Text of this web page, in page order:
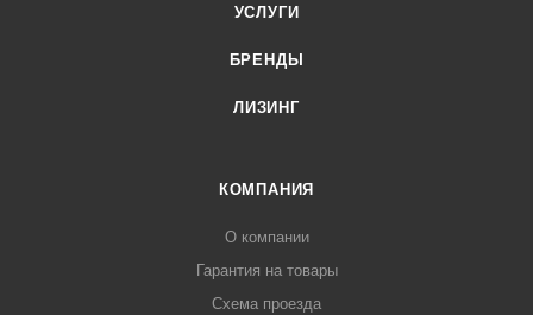
УСЛУГИ
БРЕНДЫ
ЛИЗИНГ
КОМПАНИЯ
О компании
Гарантия на товары
Схема проезда